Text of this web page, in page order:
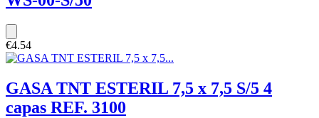
€4.54
GASA TNT ESTERIL 7,5 x 7,5 S/5 4
capas REF. 3100